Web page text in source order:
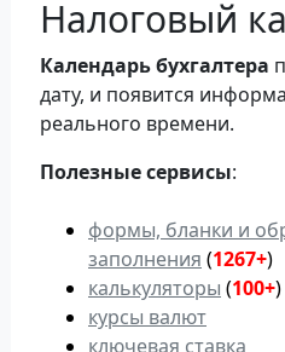
Налоговый
Календарьбухгалтера
дату, и появится
реального времени.
Полезные сервисы:
формы, бланки и
заполнения (1267+)
калькуляторы (100+)
курсы валют
ключевая ставка